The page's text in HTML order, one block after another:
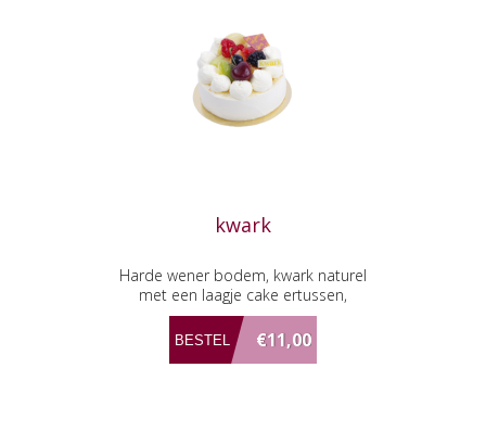
kwark
Harde wener bodem, kwark naturel
met een laagje cake ertussen,
afgestreken met abrikozen jam,
opgemaakt met vers fruit en
slagroom
€11,00